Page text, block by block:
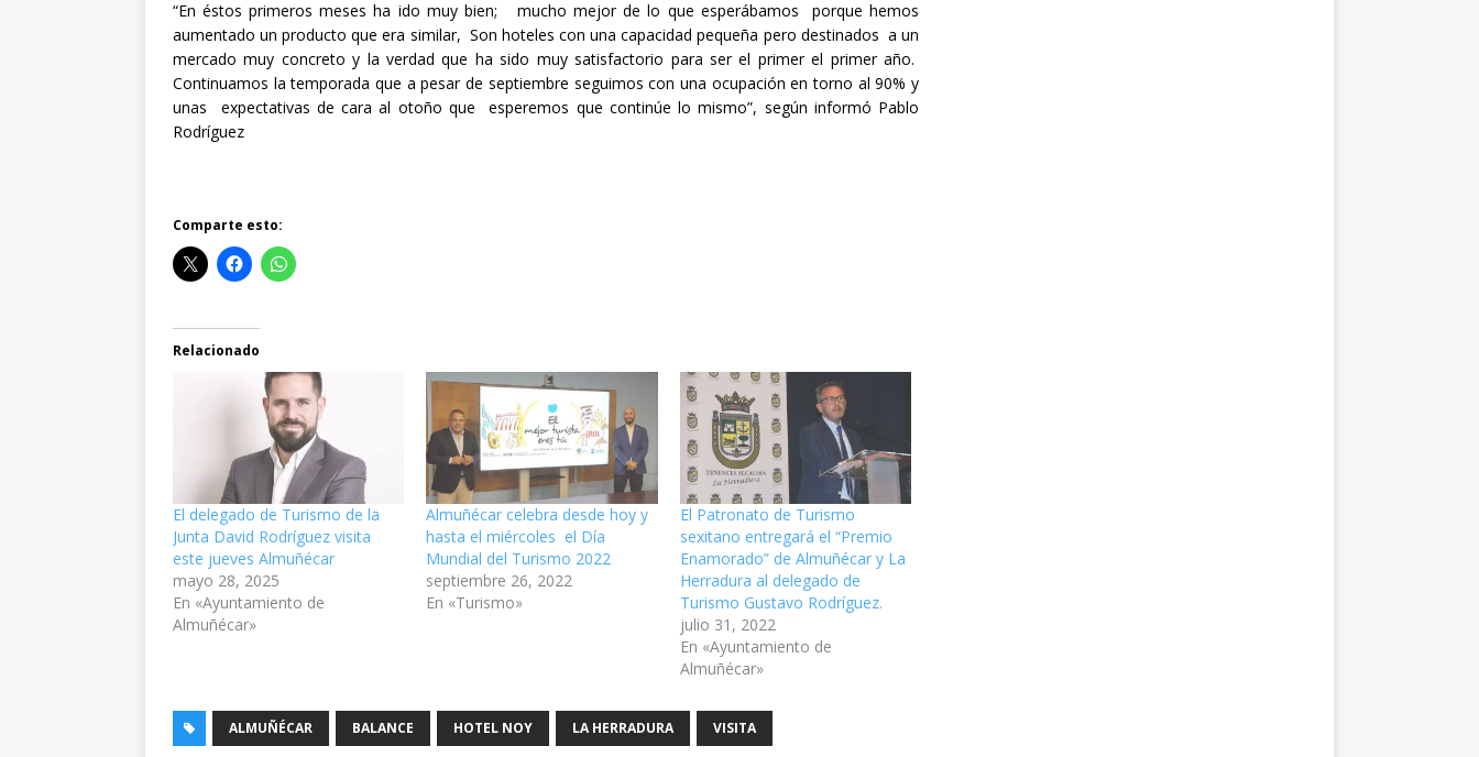
“En éstos primeros meses ha ido muy bien; mucho mejor de lo que esperábamos porque hemos
aumentado un producto que era similar, Son hoteles con una capacidad pequeña pero destinados a un
mercado muy concreto y la verdad que ha sido muy satisfactorio para ser el primer el primer año.
Continuamos la temporada que a pesar de septiembre seguimos con una ocupación en torno al 90% y
unas expectativas de cara al otoño que esperemos que continúe lo mismo”, según informó Pablo
Rodríguez
Comparte esto:
Relacionado
El delegado de Turismo de la
Junta David Rodríguez visita
este jueves Almuñécar
mayo 28, 2025
En «Ayuntamiento de
Almuñécar»
Almuñécar celebra desde hoy y
hasta el miércoles el Día
Mundial del Turismo 2022
septiembre 26, 2022
En «Turismo»
El Patronato de Turismo
sexitano entregará el “Premio
Enamorado” de Almuñécar y La
Herradura al delegado de
Turismo Gustavo Rodríguez.
julio 31, 2022
En «Ayuntamiento de
Almuñécar»
ALMUÑÉCAR BALANCE HOTEL NOY LA HERRADURA VISITA